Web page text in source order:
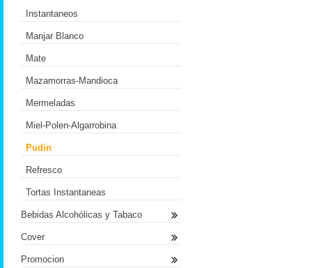
Instantaneos
Manjar Blanco
Mate
Mazamorras-Mandioca
Mermeladas
Miel-Polen-Algarrobina
Pudin
Refresco
Tortas Instantaneas
Bebidas Alcohólicas y Tabaco
Cover
Promocion